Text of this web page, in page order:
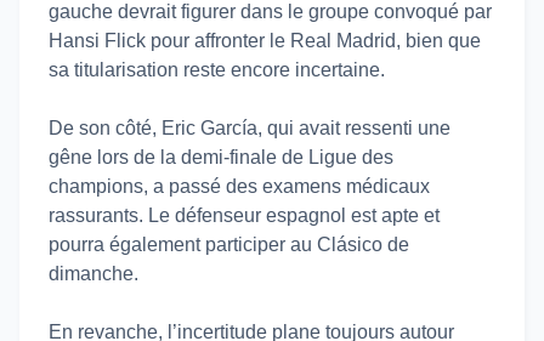
gauche devrait figurer dans le groupe convoqué par
Hansi Flick pour affronter le Real Madrid, bien que
sa titularisation reste encore incertaine.
De son côté, Eric García, qui avait ressenti une
gêne lors de la demi-finale de Ligue des
champions, a passé des examens médicaux
rassurants. Le défenseur espagnol est apte et
pourra également participer au Clásico de
dimanche.
En revanche, l’incertitude plane toujours autour